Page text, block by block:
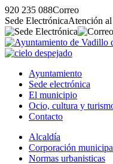
920 235 088Correo
Sede ElectrónicaAtención
Ayuntamiento
Sede electrónica
El municipio
Ocio, cultura y
Contacto
Alcaldía
Corporación
Normas urbanisticas